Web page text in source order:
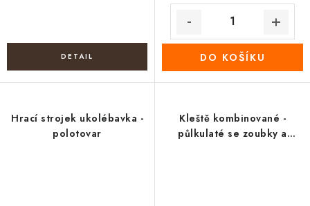
DO KOŠÍKU
Hrací strojek ukolébavka -
polotovar
Kleště kombinované -
půlkulaté se zoubky a